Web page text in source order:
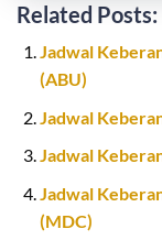
Related Posts:
Jadwal
(ABU)
Jadwal
Jadwal
Jadwal
(MDC)